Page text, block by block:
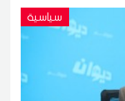
سياسية